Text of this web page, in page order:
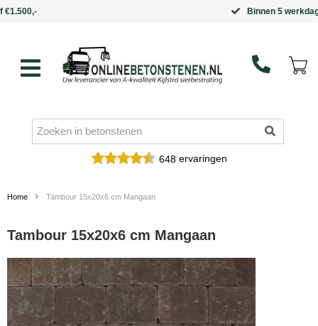
648ervaringen
Home Tambour 15x20x6 cm Mangaan
Tambour 15x20x6 cm Mangaan